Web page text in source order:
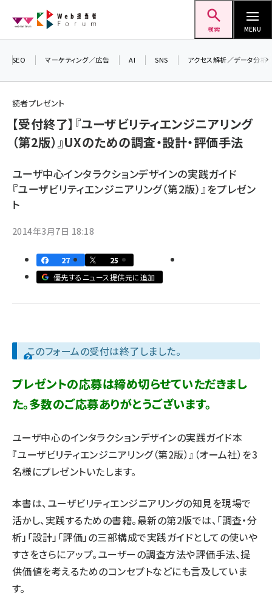
ン
検索 MENU
seo (3524)
youtube (2431)
セミナー (2306)
meo (1275)
SEO マーケティング／広告 AI SNS アクセス解析／データ分析
読者プレゼント
【受付終了】『ユーザビリティエンジニアリング
（第2版）』UXのための調査・設計・評価手法
ユーザ中心インタラクションデザインの実践ガイド
『ユーザビリティエンジニアリング（第2版）』をプレゼン
ト
2014年3月7日 18:18
27
25
優先するニュース提供元に追加
このフォームの受付は終了しました。
プレゼントの応募は締め切らせていただきまし
た。多数のご応募ありがとうございます。
ユーザ中心のインタラクションデザインの実践ガイド本
『ユーザビリティエンジニアリング（第2版）』（オーム社）を3
名様にプレゼントいたします。
本書は、ユーザビリティエンジニアリングの知見を現場で
活かし、実践するための書籍。最新の第2版では、「調査・分
析」「設計」「評価」の三部構成で実践ガイドとしての使いや
すさをさらにアップ。ユーザーの調査方法や評価手法、提
供価値を考えるためのコンセプトなどにも言及していま
す。